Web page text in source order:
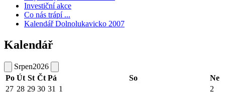
Investiční akce
Co nás trápí ...
Kalendář Dolnolukavicko 2007
Kalendář
Srpen2026
Po Út St Čt Pá So
Ne
27 28 29 30 31 1 2